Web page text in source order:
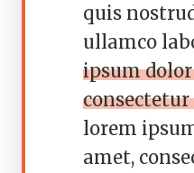
quis
ullamco
ipsum
lorem
amet,